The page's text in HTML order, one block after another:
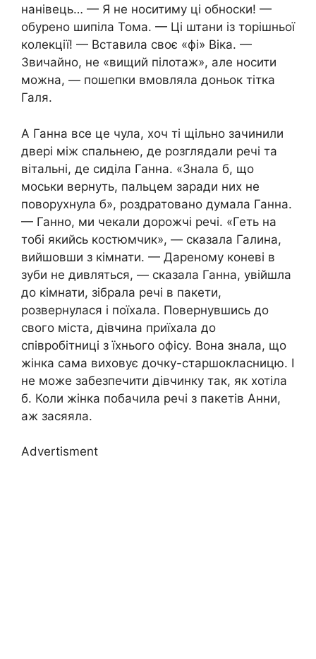
нанівець… — Я не носитиму ці обноски! —
обурено шипіла Тома. — Ці штани із торішньої
колекції! — Вставила своє «фі» Віка. —
Звичайно, не «вищий пілотаж», але носити
можна, — пошепки вмовляла доньок тітка
Галя.
А Ганна все це чула, хоч ті щільно зачинили
двері між спальнею, де розглядали речі та
вітальні, де сиділа Ганна. «Знала б, що
моськи вернуть, пальцем заради них не
поворухнула б», роздратовано думала Ганна.
— Ганно, ми чекали дорожчі речі. «Геть на
тобі якийсь костюмчик», — сказала Галина,
вийшовши з кімнати. — Дареному коневі в
зуби не дивляться, — сказала Ганна, увійшла
до кімнати, зібрала речі в пакети,
розвернулася і поїхала. Повернувшись до
свого міста, дівчина приїхала до
співробітниці з їхнього офісу. Вона знала, що
жінка сама виховує дочку-старшокласницю. І
не може забезпечити дівчинку так, як хотіла
б. Коли жінка побачила речі з пакетів Анни,
аж засяяла.
Advertisment